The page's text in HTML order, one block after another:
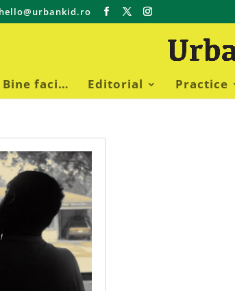
hello@urbankid.ro
Bine faci… Editorial Practice